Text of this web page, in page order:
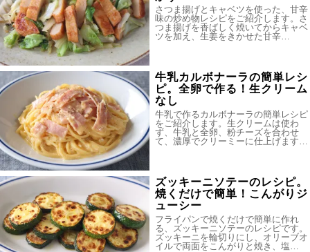
さつま揚げとキャベツを使った、甘辛
味の炒め物レシピをご紹介します。さ
つま揚げを香ばしく焼いてからキャベ
ツを加え、生姜をきかせた甘辛…
牛乳カルボナーラの簡単レシ
ピ。全卵で作る！生クリーム
なし
牛乳で作るカルボナーラの簡単レシピ
をご紹介します。生クリームは使わ
ず、牛乳と全卵、粉チーズを合わせ
て、濃厚でクリーミーに仕上げます…
ズッキーニソテーのレシピ。
焼くだけで簡単！こんがりジ
ューシー
フライパンで焼くだけで簡単に作れ
る、ズッキーニソテーのレシピです。
ズッキーニを輪切りにし、オリーブオ
イルで両面をこんがりと焼き、塩…